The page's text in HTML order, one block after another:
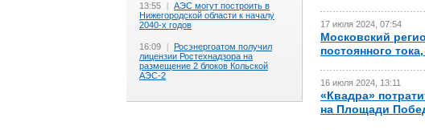
13:55 | АЭС могут построить в
Нижегородской области к началу
2040-х годов
16:09 |
Росэнергоатом получил
лицензии Ростехнадзора на
размещение 2 блоков Кольской
АЭС-2
17 июля 2024, 07:54
Московский
постоянного тока,
16 июля 2024, 13:11
«Квадра»
на Площади